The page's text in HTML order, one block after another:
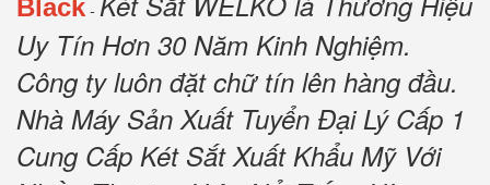
Black -
Uy Tín Hơn 30 Năm Kinh Nghiệm.
Công ty luôn đặt chữ tín lên hàng đầu.
Nhà Máy Sản Xuất Tuyển Đại Lý Cấp 1
Cung Cấp Két Sắt Xuất Khẩu Mỹ Với